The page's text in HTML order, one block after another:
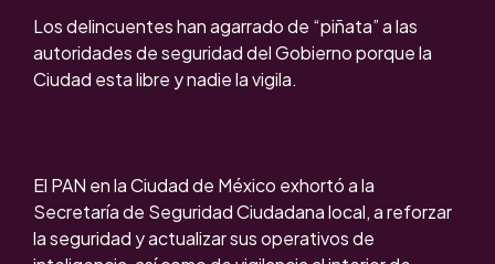
Los delincuentes han agarrado de “piñata” a las
autoridades de seguridad del Gobierno porque la
Ciudad esta libre y nadie la vigila.
El PAN en la Ciudad de México exhortó a la
Secretaría de Seguridad Ciudadana local, a reforzar
la seguridad y actualizar sus operativos de